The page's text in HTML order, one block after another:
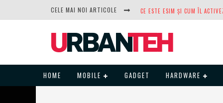
CELE MAI NOI ARTICOLE
DUPĂ ANI DE REFUZURI,
HOME MOBILE GADGET HARDWARE